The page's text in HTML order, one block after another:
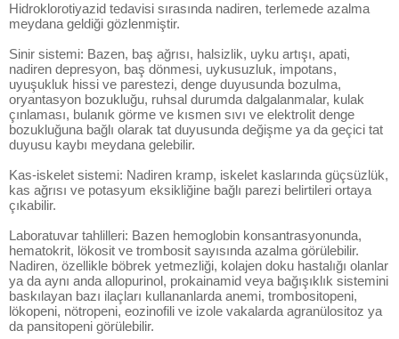
Hidroklorotiyazid tedavisi sırasında nadiren, terlemede azalma
meydana geldiği gözlenmiştir.
Sinir sistemi: Bazen, baş ağrısı, halsizlik, uyku artışı, apati,
nadiren depresyon, baş dönmesi, uykusuzluk, impotans,
uyuşukluk hissi ve parestezi, denge duyusunda bozulma,
oryantasyon bozukluğu, ruhsal durumda dalgalanmalar, kulak
çınlaması, bulanık görme ve kısmen sıvı ve elektrolit denge
bozukluğuna bağlı olarak tat duyusunda değişme ya da geçici tat
duyusu kaybı meydana gelebilir.
Kas-iskelet sistemi: Nadiren kramp, iskelet kaslarında güçsüzlük,
kas ağrısı ve potasyum eksikliğine bağlı parezi belirtileri ortaya
çıkabilir.
Laboratuvar tahlilleri: Bazen hemoglobin konsantrasyonunda,
hematokrit, lökosit ve trombosit sayısında azalma görülebilir.
Nadiren, özellikle böbrek yetmezliği, kolajen doku hastalığı olanlar
ya da aynı anda allopurinol, prokainamid veya bağışıklık sistemini
baskılayan bazı ilaçları kullananlarda anemi, trombositopeni,
lökopeni, nötropeni, eozinofili ve izole vakalarda agranülositoz ya
da pansitopeni görülebilir.